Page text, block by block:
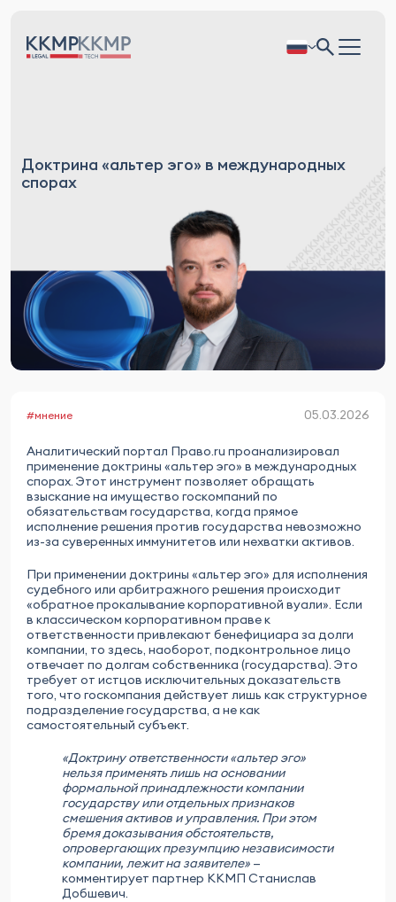
Доктрина «альтер эго» в международных
спорах
#мнение 05.03.2026
Аналитический портал Право.ru проанализировал
применение доктрины «альтер эго» в международных
спорах. Этот инструмент позволяет обращать
взыскание на имущество госкомпаний по
обязательствам государства, когда прямое
исполнение решения против государства невозможно
из-за суверенных иммунитетов или нехватки активов.
При применении доктрины «альтер эго» для исполнения
судебного или арбитражного решения происходит
«обратное прокалывание корпоративной вуали». Если
в классическом корпоративном праве к
ответственности привлекают бенефициара за долги
компании, то здесь, наоборот, подконтрольное лицо
отвечает по долгам собственника (государства). Это
требует от истцов исключительных доказательств
того, что госкомпания действует лишь как структурное
подразделение государства, а не как
самостоятельный субъект.
«Доктрину ответственности «альтер эго»
нельзя применять лишь на основании
формальной принадлежности компании
государству или отдельных признаков
смешения активов и управления. При этом
бремя доказывания обстоятельств,
опровергающих презумпцию независимости
компании, лежит на заявителе» —
комментирует партнер ККМП Станислав
Добшевич.